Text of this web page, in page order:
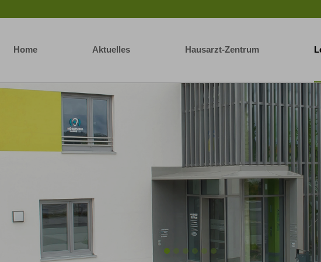
Home Aktuelles Hausarzt-Zentrum